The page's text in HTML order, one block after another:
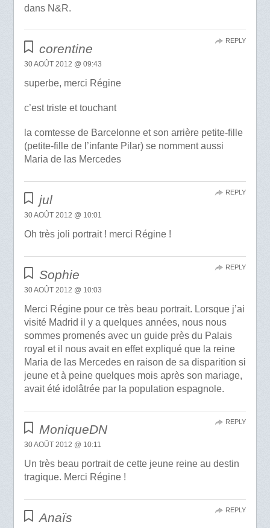
dans N&R.
corentine
30 AOÛT 2012 @ 09:43
superbe, merci Régine
c’est triste et touchant
la comtesse de Barcelonne et son arrière petite-fille
(petite-fille de l’infante Pilar) se nomment aussi
Maria de las Mercedes
REPLY
jul
30 AOÛT 2012 @ 10:01
Oh très joli portrait ! merci Régine !
REPLY
Sophie
30 AOÛT 2012 @ 10:03
Merci Régine pour ce très beau portrait. Lorsque j’ai
visité Madrid il y a quelques années, nous nous
sommes promenés avec un guide près du Palais
royal et il nous avait en effet expliqué que la reine
Maria de las Mercedes en raison de sa disparition si
jeune et à peine quelques mois après son mariage,
avait été idolâtrée par la population espagnole.
REPLY
MoniqueDN
30 AOÛT 2012 @ 10:11
Un très beau portrait de cette jeune reine au destin
tragique. Merci Régine !
REPLY
Anaïs
REPLY